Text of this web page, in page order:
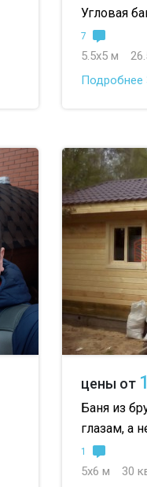
Угловая
7
5.5х5 м
Подробнее
цены от
Баня из
глазам, а
1
5х6 м
30